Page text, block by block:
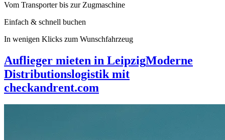
Vom Transporter bis zur Zugmaschine
Einfach & schnell buchen
In wenigen Klicks zum Wunschfahrzeug
Auflieger mieten in LeipzigModerne
Distributionslogistik mit
checkandrent.com